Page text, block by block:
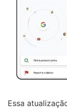
Essa